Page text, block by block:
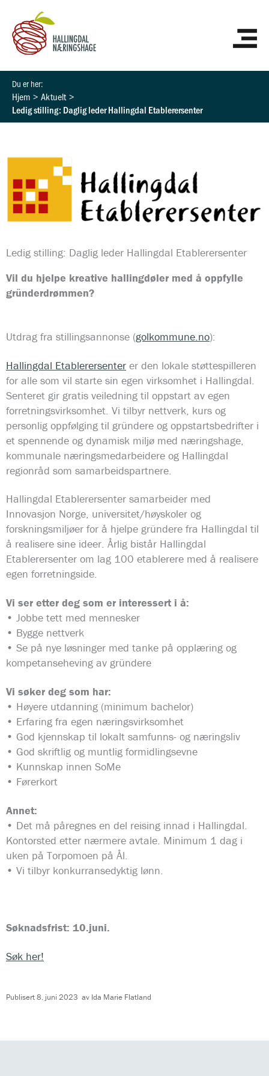
innholdet
Hjem
Aktuelt
Ledig stilling: Daglig leder Hallingdal Etablerersenter
Ledig stilling: Daglig leder Hallingdal Etablerersenter
Vil du hjelpe kreative hallingdøler med å oppfylle
gründerdrømmen?
Utdrag fra stillingsannonse (golkommune.no):
Hallingdal Etablerersenter er den lokale støttespilleren
for alle som vil starte sin egen virksomhet i Hallingdal.
Senteret gir gratis veiledning til oppstart av egen
forretningsvirksomhet. Vi tilbyr nettverk, kurs og
personlig oppfølging til gründere og oppstartsbedrifter i
et spennende og dynamisk miljø med næringshage,
kommunale næringsmedarbeidere og Hallingdal
regionråd som samarbeidspartnere.
Hallingdal Etablerersenter samarbeider med
Innovasjon Norge, universitet/høyskoler og
forskningsmiljøer for å hjelpe gründere fra Hallingdal til
å realisere sine ideer. Årlig bistår Hallingdal
Etablerersenter om lag 100 etablerere med å realisere
egen forretningside.
Vi ser etter deg som er interessert i å:
• Jobbe tett med mennesker
• Bygge nettverk
• Se på nye løsninger med tanke på opplæring og
kompetanseheving av gründere
Vi søker deg som har:
• Høyere utdanning (minimum bachelor)
• Erfaring fra egen næringsvirksomhet
• God kjennskap til lokalt samfunns- og næringsliv
• God skriftlig og muntlig formidlingsevne
• Kunnskap innen SoMe
• Førerkort
Annet:
• Det må påregnes en del reising innad i Hallingdal.
Kontorsted etter nærmere avtale. Minimum 1 dag i
uken på Torpomoen på Ål.
• Vi tilbyr konkurransedyktig lønn.
Søknadsfrist: 10.juni.
Søk her!
Publisert8. juni 2023 av Ida Marie Flatland